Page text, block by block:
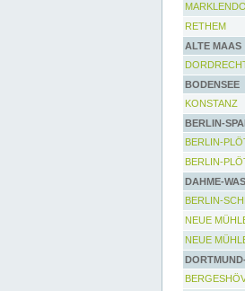
RETHEM
ALTE MAAS
BODENSEE
KONSTANZ
BERLIN-
BERLIN-
BERLIN-
DAHME-
BERLIN-
NEUE
NEUE